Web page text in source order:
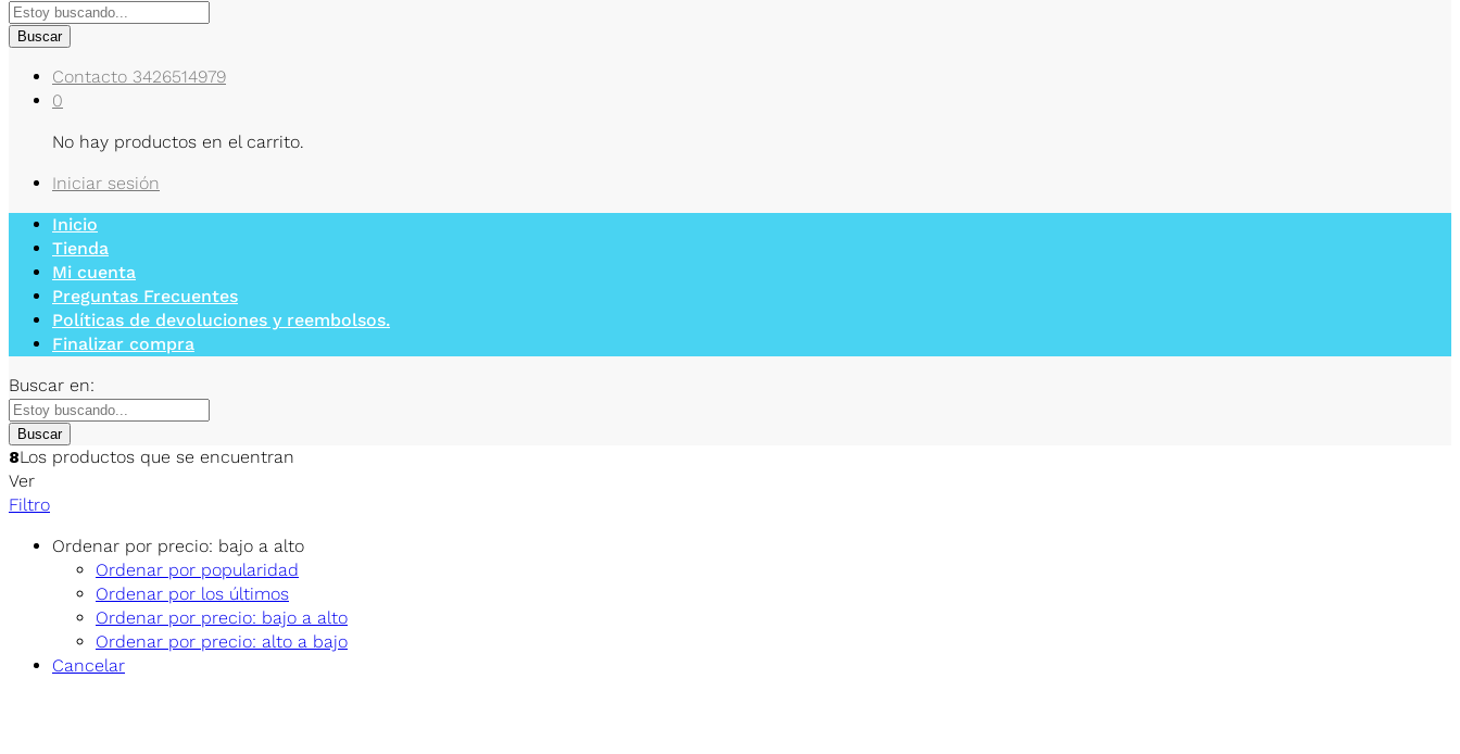
Buscar
Contacto 3426514979
0
No hay productos en el carrito.
Iniciar sesión
Inicio
Tienda
Mi cuenta
Preguntas Frecuentes
Políticas de devoluciones y reembolsos.
Finalizar compra
Buscar en:
Buscar
8Los productos que se encuentran
Ver
Filtro
Ordenar por precio: bajo a alto
Ordenar por popularidad
Ordenar por los últimos
Ordenar por precio: bajo a alto
Ordenar por precio: alto a bajo
Cancelar